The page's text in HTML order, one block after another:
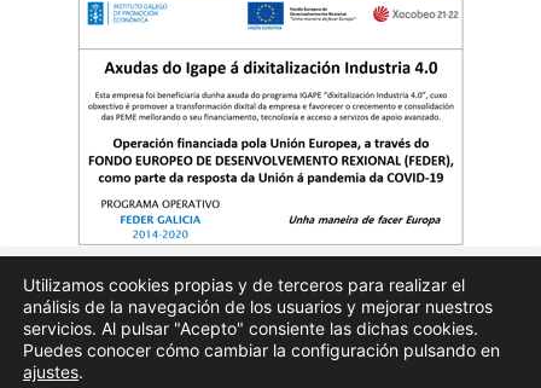
Quienes somos Publicidad Aviso Legal Politicas de privacidad
Utilizamos cookies propias y de terceros para realizar el
análisis de la navegación de los usuarios y mejorar nuestros
servicios. Al pulsar "Acepto" consiente las dichas cookies.
Puedes conocer cómo cambiar la configuración pulsando en
ajustes.